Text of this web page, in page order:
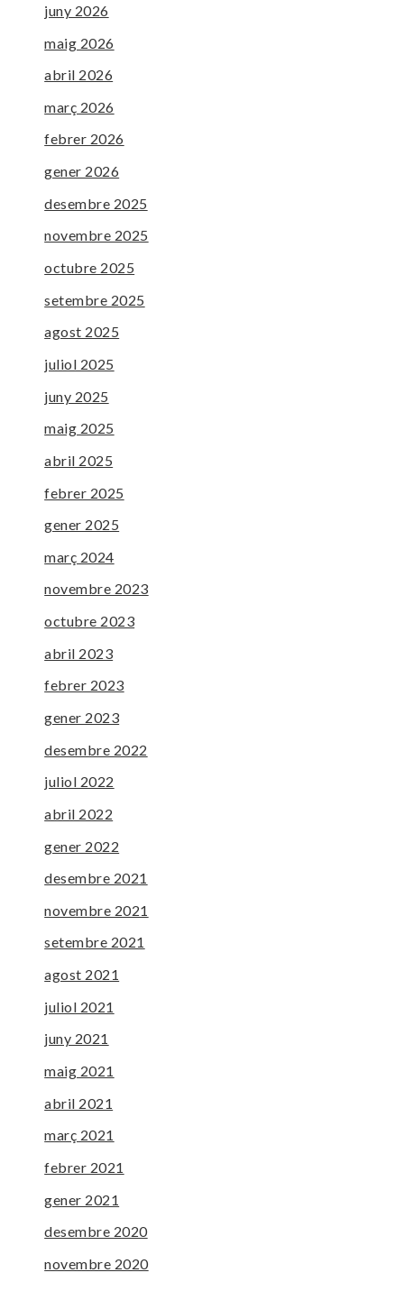
juny 2026
maig 2026
abril 2026
març 2026
febrer 2026
gener 2026
desembre 2025
novembre 2025
octubre 2025
setembre 2025
agost 2025
juliol 2025
juny 2025
maig 2025
abril 2025
febrer 2025
gener 2025
març 2024
novembre 2023
octubre 2023
abril 2023
febrer 2023
gener 2023
desembre 2022
juliol 2022
abril 2022
gener 2022
desembre 2021
novembre 2021
setembre 2021
agost 2021
juliol 2021
juny 2021
maig 2021
abril 2021
març 2021
febrer 2021
gener 2021
desembre 2020
novembre 2020